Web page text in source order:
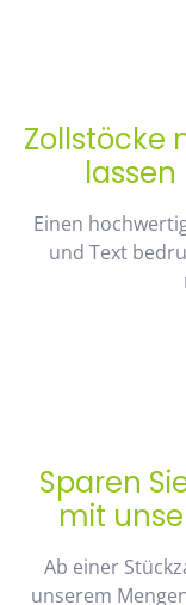
Zollstöcke
lassen
Einen
und Text
Sparen
mit
Ab einer
unserem